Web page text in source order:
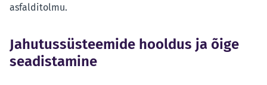
asfalditolmu.
Jahutussüsteemide hooldus ja õige
seadistamine